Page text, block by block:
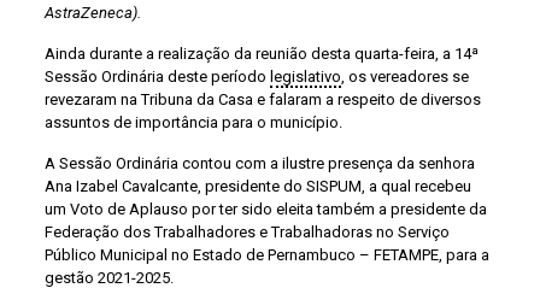
AstraZeneca).
Ainda durante a realização da reunião desta quarta-feira, a 14ª
Sessão Ordinária deste período legislativo , os vereadores se
revezaram na Tribuna da Casa e falaram a respeito de diversos
assuntos de importância para o município.
A Sessão Ordinária contou com a ilustre presença da senhora
Ana Izabel Cavalcante, presidente do SISPUM, a qual recebeu
um Voto de Aplauso por ter sido eleita também a presidente da
Federação dos Trabalhadores e Trabalhadoras no Serviço
Público Municipal no Estado de Pernambuco – FETAMPE, para a
gestão 2021-2025.